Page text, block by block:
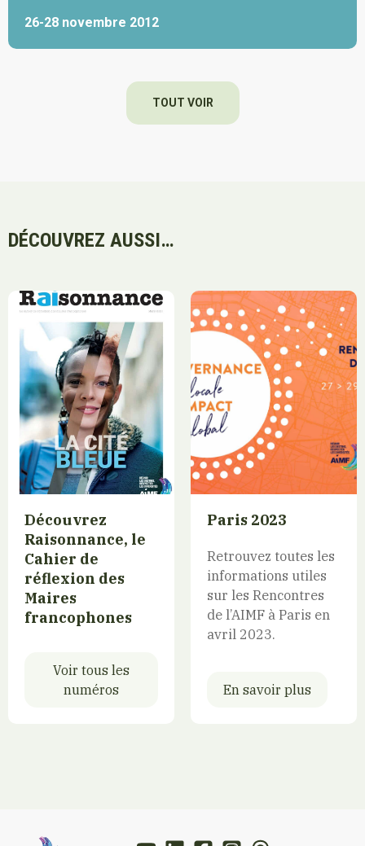
26-28 novembre 2012
TOUT VOIR
DÉCOUVREZ AUSSI…
Découvrez
Raisonnance, le
Cahier de
réflexion des
Maires
francophones
Voir tous les
numéros
Paris 2023
Retrouvez toutes les
informations utiles
sur les Rencontres
de l’AIMF à Paris en
avril 2023.
En savoir plus